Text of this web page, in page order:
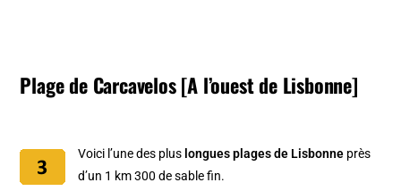
Plage de Carcavelos [A l’ouest de Lisbonne]
Voici l’une des plus longues plages de Lisbonne près
d’un 1 km 300 de sable fin.